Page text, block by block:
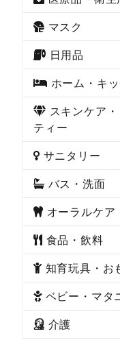
マスク
日用品
ホーム・キ
スキンケア
ティー
サニタリー
バス・洗面
オーラルケア
食品・飲料
知育玩具・お
ベビー・マタ
介護